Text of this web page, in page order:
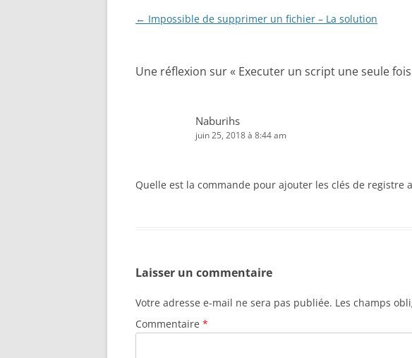
Navigation
← Impossible de supprimer un fichier – La solution
Une réflexion sur « Executer un script une seule
Naburihs
juin 25, 2018 à 8:44 am
Quelle est la commande pour ajouter les clés de registre
Laisser un commentaire
Votre adresse e-mail ne sera pas publiée. Les champs
Commentaire *